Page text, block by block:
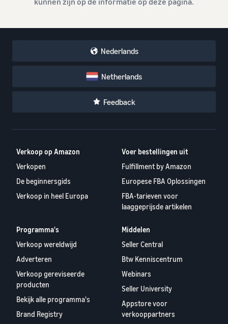
Nederlands
Netherlands
Feedback
Verkoop op Amazon
Verkopen
De beginnersgids
Verkoop in heel Europa
Voer bestellingen uit
Fulfillment by Amazon
Europese FBA Oplossingen
FBA-tarieven voor
laaggeprijsde artikelen
Programma's
Verkoop wereldwijd
Adverteren
Verkoop gereviseerde
producten
Bekijk alle programma's
Brand Registry
Middelen
Seller Central
Btw Kenniscentrum
Webinars
Seller University
Appstore voor
verkooppartners